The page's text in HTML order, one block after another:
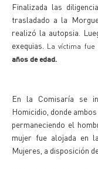
Finalizada las
trasladado a la
realizó la autopsia.
exequias.
La víctima
años de edad.
En la Comisaría se
Homicidio, donde
permaneciendo el
mujer fue alojada en
Mujeres, a disposición